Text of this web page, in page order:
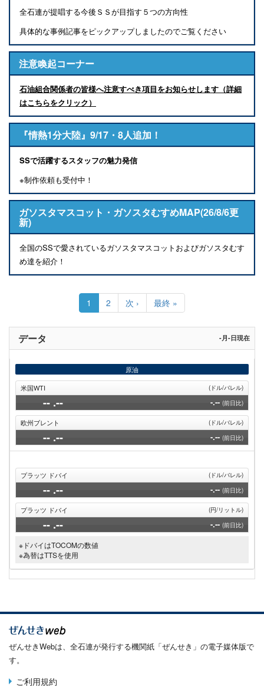
全石連が提唱する今後ＳＳが目指す５つの方向性
具体的な事例記事をピックアップしましたのでご覧ください
注意喚起コーナー
石油組合関係者の皆様へ注意すべき項目をお知らせします（詳細
はこちらをクリック）
『情熱1分大陸』9/17・8人追加！
SSで活躍するスタッフの魅力発信
※制作依頼も受付中！
ガソスタマスコット・ガソスタむすめMAP(26/8/6更
新)
全国のSSで愛されているガソスタマスコットおよびガソスタむす
め達を紹介！
送
り
カ
レ
ン
ペ
1 Page
2
次
ペ
ー
次 ›
最
終
ペ
ジ
最終 »
データ -月-日現在
原油
米国WTI
(ドル/バレル)
-- .-- -.-- (前日比)
欧州ブレント (ドル/バレル)
-- .-- -.-- (前日比)
プラッツ ドバイ (ドル/バレル)
-- .-- -.-- (前日比)
プラッツ ドバイ (円/リットル)
-- .-- -.-- (前日比)
※ドバイはTOCOMの数値
※為替はTTSを使用
ぜんせきWebは、全石連が発行する機関紙「ぜんせき」の電子媒体版で
す。
ご利用規約